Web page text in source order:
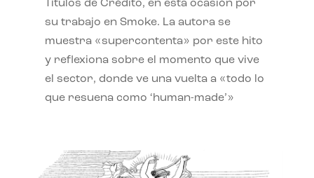
Títulos de Crédito, en esta ocasión por
su trabajo en Smoke. La autora se
muestra «supercontenta» por este hito
y reflexiona sobre el momento que vive
el sector, donde ve una vuelta a «todo lo
que resuena como ‘human-made’»